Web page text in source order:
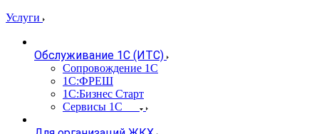
Услуги
Обслуживание 1С (ИТС)
Сопровождение 1С
1С:ФРЕШ
1С:Бизнес Старт
Сервисы 1С